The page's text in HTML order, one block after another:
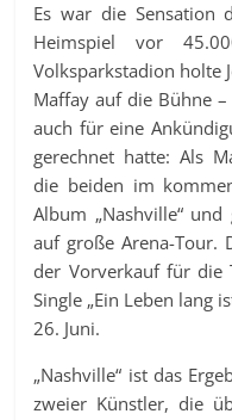
Es war die Sensation
Heimspiel vor
Volksparkstadion holte
Maffay auf die Bühne
auch für eine
gerechnet hatte: Als
die beiden im
Album „Nashville“
auf große Arena-Tour.
der Vorverkauf für die
Single „Ein Leben lang
26. Juni.
„Nashville“ ist das
zweier Künstler, die